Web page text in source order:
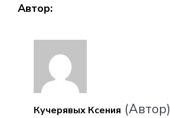
Автор:
Кучерявых Ксения (Автор)